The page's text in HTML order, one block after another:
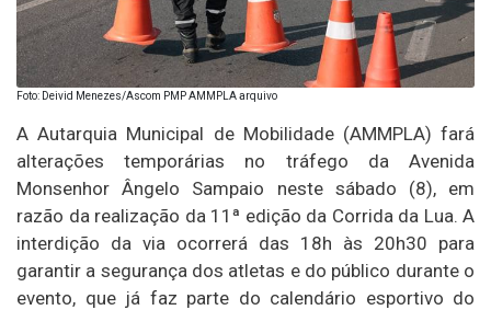
Foto: Deivid Menezes/Ascom PMP AMMPLA arquivo
A Autarquia Municipal de Mobilidade (AMMPLA) fará
alterações temporárias no tráfego da Avenida
Monsenhor Ângelo Sampaio neste sábado (8), em
razão da realização da 11ª edição da Corrida da Lua. A
interdição da via ocorrerá das 18h às 20h30 para
garantir a segurança dos atletas e do público durante o
evento, que já faz parte do calendário esportivo do